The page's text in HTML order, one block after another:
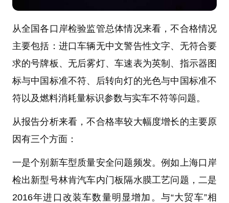
从全国各口岸检验监管总体情况来看，不合格情况
主要包括：进口车辆无中文警告性文字、无符合要
求的号牌板、无后雾灯、车速表为英制、指示器图
标与中国标准不符、后转向灯的光色与中国标准不
符以及燃料消耗量标识参数与实车不符等问题。
从报告分析来看，不合格率较大幅度增长的主要原
因有三个方面：
一是个别新车型质量安全问题频发。例如上海口岸
检出新型号林肯汽车内门板隔水膜工艺问题，二是
2016年进口改装车数量明显增加。与“大贸车”相